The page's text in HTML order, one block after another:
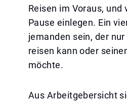
Reisen im Voraus,
Pause einlegen. Ein
jemanden sein, der
reisen kann oder
möchte.
Aus Arbeitgebersicht